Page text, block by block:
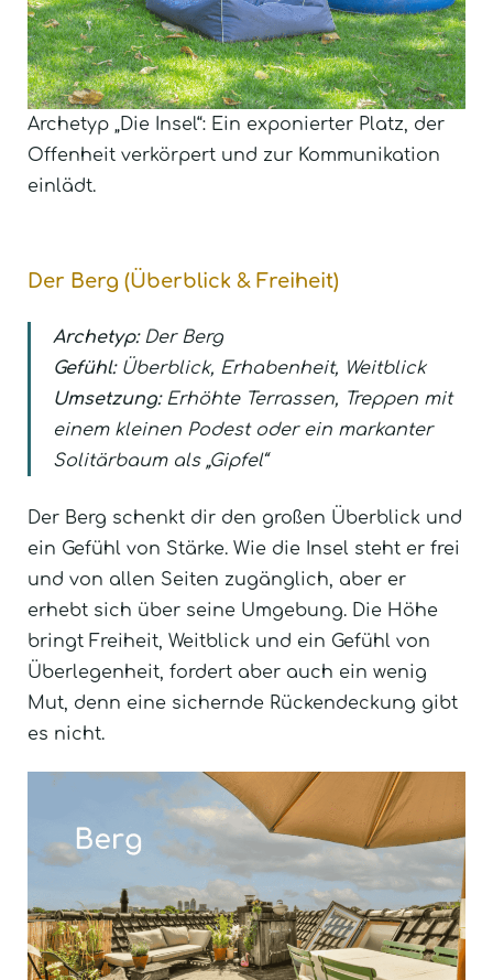
Archetyp „Die Insel“: Ein exponierter Platz, der
Offenheit verkörpert und zur Kommunikation
einlädt.
Der Berg (Überblick & Freiheit)
Archetyp:Der Berg
Gefühl:Überblick, Erhabenheit, Weitblick
Umsetzung:Erhöhte Terrassen, Treppen mit
einem kleinen Podest oder ein markanter
Solitärbaum als „Gipfel“
Der Berg schenkt dir den großen Überblick und
ein Gefühl von Stärke. Wie die Insel steht er frei
und von allen Seiten zugänglich, aber er
erhebt sich über seine Umgebung. Die Höhe
bringt Freiheit, Weitblick und ein Gefühl von
Überlegenheit, fordert aber auch ein wenig
Mut, denn eine sichernde Rückendeckung gibt
es nicht.